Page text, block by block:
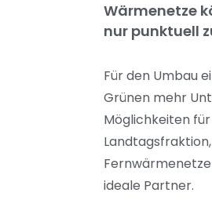
Wärmenetze
nur punktuell
Für den Umbau
Grünen mehr
Möglichkeiten
ideale Partner.